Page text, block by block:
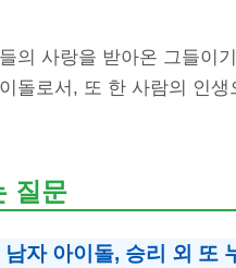
의 사랑을 받아온 그들이
돌로서, 또 한 사람의 인
질문
자 아이돌, 승리 외 또